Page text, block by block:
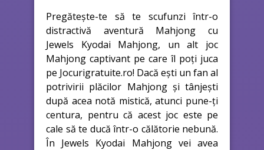
Pregătește-te să te scufunzi într-o
distractivă aventură Mahjong cu
Jewels Kyodai Mahjong, un alt joc
Mahjong captivant pe care îl poți juca
pe Jocurigratuite.ro! Dacă ești un fan al
potrivirii plăcilor Mahjong și tânjești
după acea notă mistică, atunci pune-ți
centura, pentru că acest joc este pe
cale să te ducă într-o călătorie nebună.
În Jewels Kyodai Mahjong vei avea